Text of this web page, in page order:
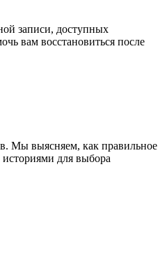
записи, доступных
вам восстановиться после
Мы выясняем, как правильное
для выбора